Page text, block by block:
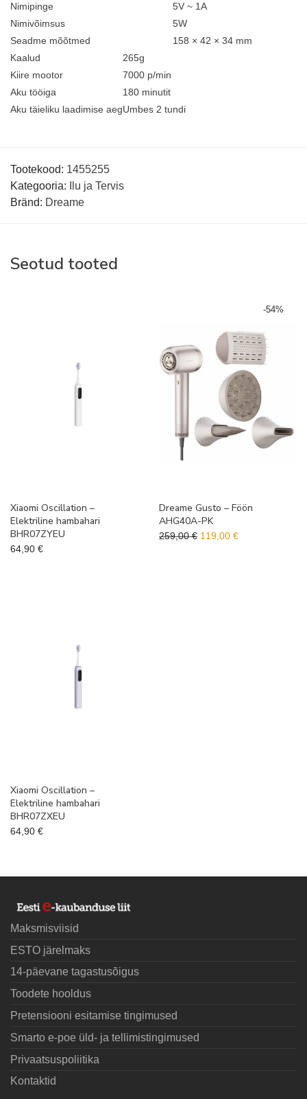
Nimipinge
5V ~ 1A
Nimivõimsus
5W
Seadme mõõtmed
158 × 42 × 34 mm
Kaalud
265g
Kiire mootor
7000 p/min
Aku tööiga
180 minutit
Aku täieliku laadimise aegUmbes 2 tundi
Tootekood: 1455255
Kategooria:
Ilu ja Tervis
Bränd: Dreame
Seotud tooted
Xiaomi Oscillation –
Elektriline hambahari
BHR07ZYEU
64,90 €
-54%
Dreame Gusto – Föön
AHG40A-PK
259,00€ Algne hind oli: 259,00 €.
119,00 €Praegune hind
Xiaomi Oscillation –
Elektriline hambahari
BHR07ZXEU
64,90 €
Maksmisviisid
ESTO järelmaks
14-päevane tagastusõigus
Toodete hooldus
Pretensiooni esitamise tingimused
Smarto e-poe üld- ja tellimistingimused
Privaatsuspoliitika
Kontaktid